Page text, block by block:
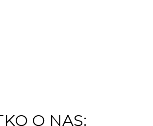
O NAS: